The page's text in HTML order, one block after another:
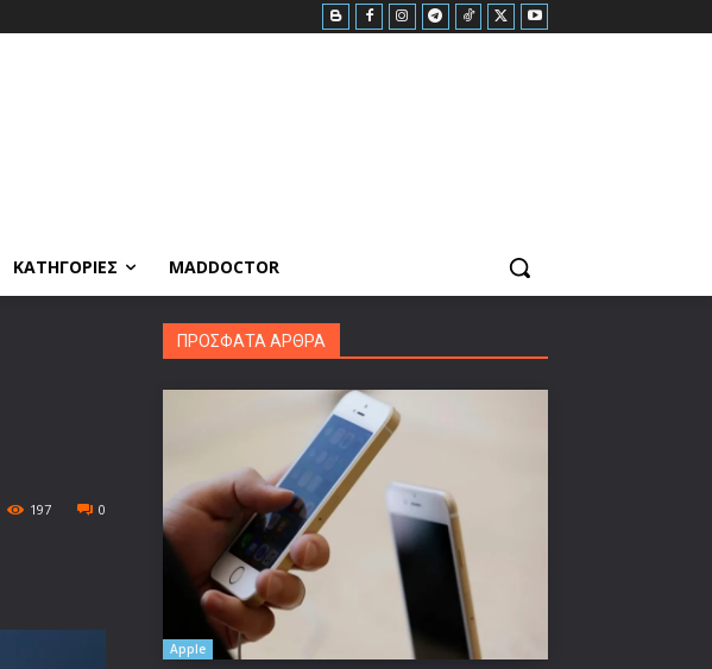
ΚΑΤΗΓΟΡΙΕΣ MADDOCTOR
0
197
ΠΡΟΣΦΑΤΑ ΑΡΘΡΑ
Apple